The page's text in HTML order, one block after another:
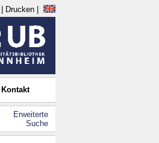
Drucken
Kontakt
Erweiterte
Suche